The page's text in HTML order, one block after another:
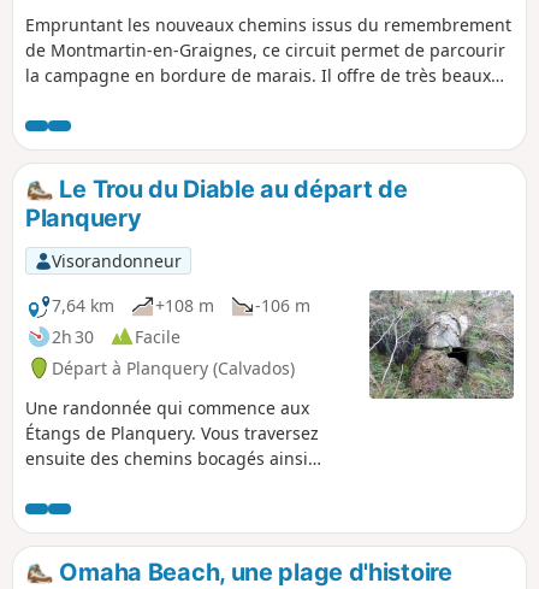
Empruntant les nouveaux chemins issus du remembrement
de Montmartin-en-Graignes, ce circuit permet de parcourir
la campagne en bordure de marais. Il offre de très beaux
Le Trou du Diable au départ de
Planquery
Visorandonneur
7,64 km
+108 m
-106 m
2h 30
Facile
Départ à Planquery (Calvados)
Une randonnée qui commence aux
Étangs de Planquery. Vous traversez
ensuite des chemins bocagés ainsi
Découvrez aussi le Trou du Diable, une
cavité/grotte se trouvant au bord du
chemin.Omaha Beach, une plage d'histoire